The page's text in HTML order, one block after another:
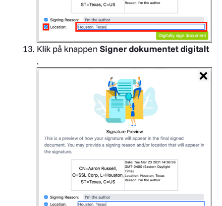
Klik på knappenSigner dokumentet digitalt
.